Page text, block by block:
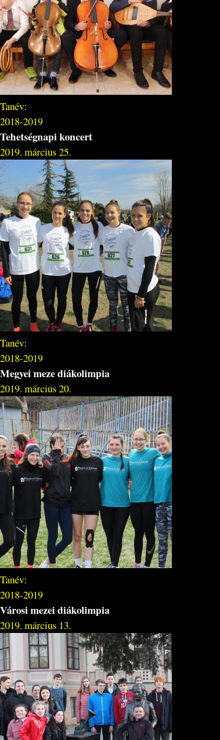
Tanév:
2018-2019
Tehetségnapi koncert
2019. március 25.
Tanév:
2018-2019
Megyei meze diákolimpia
2019. március 20.
Tanév:
2018-2019
Városi mezei diákolimpia
2019. március 13.